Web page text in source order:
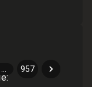
:
957